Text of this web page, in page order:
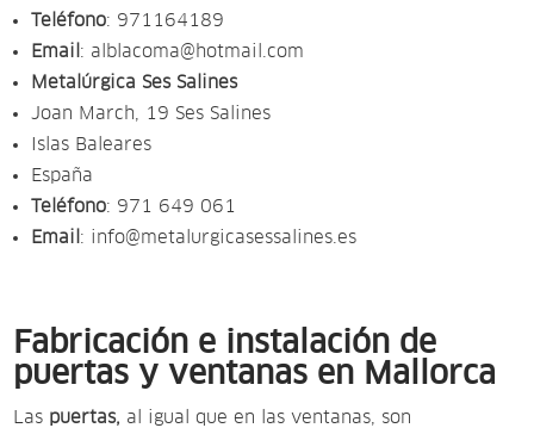
Teléfono: 971164189
Email : alblacoma@hotmail.com
Metalúrgica Ses Salines
Joan March, 19 Ses Salines
Islas Baleares
España
Teléfono: 971 649 061
Email : info@metalurgicasessalines.es
Fabricación e instalación de
puertas y ventanas en Mallorca
Las puertas, al igual que en las ventanas, son